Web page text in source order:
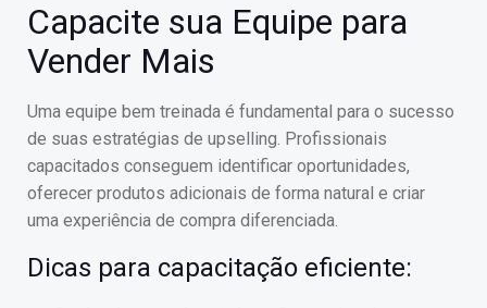
Capacite sua Equipe para
Vender Mais
Uma equipe bem treinada é fundamental para o sucesso
de suas estratégias de upselling. Profissionais
capacitados conseguem identificar oportunidades,
oferecer produtos adicionais de forma natural e criar
uma experiência de compra diferenciada.
Dicas para capacitação eficiente: